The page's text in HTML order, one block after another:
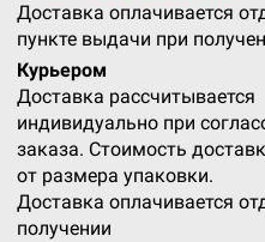
Доставка оплачивается
пункте выдачи при
Курьером
Доставка рассчитывается
индивидуально при
заказа. Стоимость
от размера упаковки.
Доставка оплачивается
получении